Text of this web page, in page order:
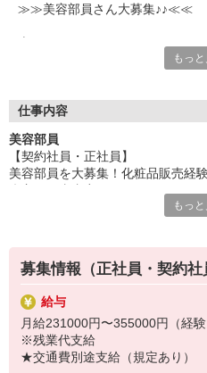
≫≫美容部員さん大募集♪♪≪≪
職場での不安や悩み事があれば
充実の福利厚生、各種施設利用の
お仕事以外も充実させたいあなた
【選べるお仕事いろいろ】
▼工場・製造・軽作業系
機械/食品製造・梱包・仕分け・
▼美容系
眉毛サロンのアイブロウ・ネイ
▼営業・販売
法人営業・アパレル販売・個別
▼人気案件も多数♪
短期・期間限定・オープニング
もっ
仕事内容
美容部員
【契約社員・正社員】
美容部員を大募集！化粧品販売経
カウンターにいらしたお客様のお
■スキンケアだけでなく、メイクア
■「いろいろな化粧品を使ってみ
が見つからなかった」というお客
てよかった！」と言ってください
やすい方も多く、多くのお客様の
います。アクセーヌは、クチコミ
なな賞も受賞しています。スキン
もっ
募集情報（正社員・契約社
給与
月給231000円〜355000円（経験
※残業代支給
★交通費別途支給（規定あり）